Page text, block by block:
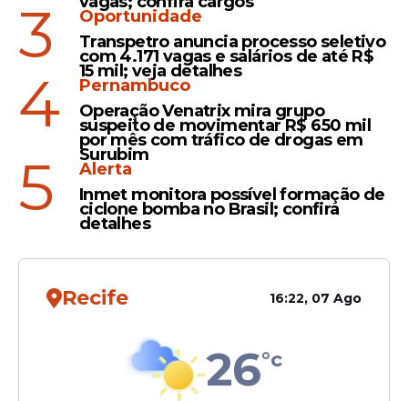
Como realizar a
inscrição
Osinteressadosdevem realizar a inscrição
exclusivamente pela internet, por meio do
site oficial da Prefeitura de Joaquim
Nabuco. O período de inscrição começou
em 27 de fevereiro e segue até 7 de março
de 2026. As taxas de participação variam
conforme o nível de escolaridade:
Leia Também
Vídeo
Advogado com nanismo
3
Oportunidade
Transpetro anuncia processo seletivo
com 4.171 vagas e salários de até R$
15 mil; veja detalhes
4
Pernambuco
Operação Venatrix mira grupo
suspeito de movimentar R$ 650 mil
por mês com tráfico de drogas em
Surubim
5
Alerta
Inmet monitora possível formação de
ciclone bomba no Brasil; confira
detalhes
Recife 16:22, 07 Ago
26°c